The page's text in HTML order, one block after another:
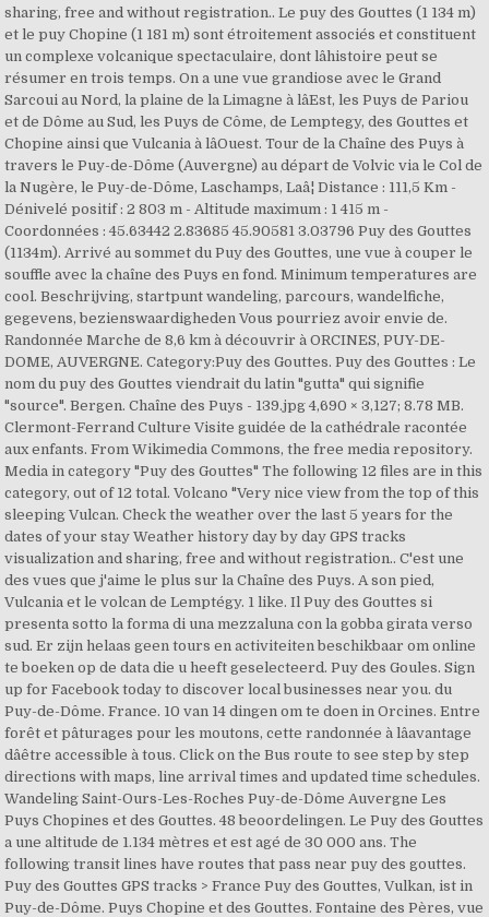
sharing, free and without registration.. Le puy des Gouttes (1 134 m)
et le puy Chopine (1 181 m) sont étroitement associés et constituent
un complexe volcanique spectaculaire, dont lâhistoire peut se
résumer en trois temps. On a une vue grandiose avec le Grand
Sarcoui au Nord, la plaine de la Limagne à lâEst, les Puys de Pariou
et de Dôme au Sud, les Puys de Côme, de Lemptegy, des Gouttes et
Chopine ainsi que Vulcania à lâOuest. Tour de la Chaîne des Puys à
travers le Puy-de-Dôme (Auvergne) au départ de Volvic via le Col de
la Nugère, le Puy-de-Dôme, Laschamps, Laâ¦ Distance : 111,5 Km -
Dénivelé positif : 2 803 m - Altitude maximum : 1 415 m -
Coordonnées : 45.63442 2.83685 45.90581 3.03796 Puy des Gouttes
(1134m). Arrivé au sommet du Puy des Gouttes, une vue à couper le
souffle avec la chaîne des Puys en fond. Minimum temperatures are
cool. Beschrijving, startpunt wandeling, parcours, wandelfiche,
gegevens, bezienswaardigheden Vous pourriez avoir envie de.
Randonnée Marche de 8,6 km à découvrir à ORCINES, PUY-DE-
DOME, AUVERGNE. Category:Puy des Gouttes. Puy des Gouttes : Le
nom du puy des Gouttes viendrait du latin "gutta" qui signifie
"source". Bergen. Chaîne des Puys - 139.jpg 4,690 × 3,127; 8.78 MB.
Clermont-Ferrand Culture Visite guidée de la cathédrale racontée
aux enfants. From Wikimedia Commons, the free media repository.
Media in category "Puy des Gouttes" The following 12 files are in this
category, out of 12 total. Volcano "Very nice view from the top of this
sleeping Vulcan. Check the weather over the last 5 years for the
dates of your stay Weather history day by day GPS tracks
visualization and sharing, free and without registration.. C'est une
des vues que j'aime le plus sur la Chaîne des Puys. A son pied,
Vulcania et le volcan de Lemptégy. 1 like. Il Puy des Gouttes si
presenta sotto la forma di una mezzaluna con la gobba girata verso
sud. Er zijn helaas geen tours en activiteiten beschikbaar om online
te boeken op de data die u heeft geselecteerd. Puy des Goules. Sign
up for Facebook today to discover local businesses near you. du
Puy-de-Dôme. France. 10 van 14 dingen om te doen in Orcines. Entre
forêt et pâturages pour les moutons, cette randonnée à lâavantage
dâêtre accessible à tous. Click on the Bus route to see step by step
directions with maps, line arrival times and updated time schedules.
Wandeling Saint-Ours-Les-Roches Puy-de-Dôme Auvergne Les
Puys Chopines et des Gouttes. 48 beoordelingen. Le Puy des Gouttes
a une altitude de 1.134 mètres et est agé de 30 000 ans. The
following transit lines have routes that pass near puy des gouttes.
Puy des Gouttes GPS tracks > France Puy des Gouttes, Vulkan, ist in
Puy-de-Dôme. Puys Chopine et des Gouttes. Fontaine des Pères, vue